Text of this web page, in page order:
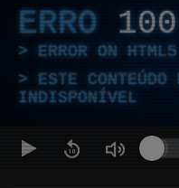
ERRO 100
ERROR ON
ESTE CONTEÚDO
INDISPONÍVEL